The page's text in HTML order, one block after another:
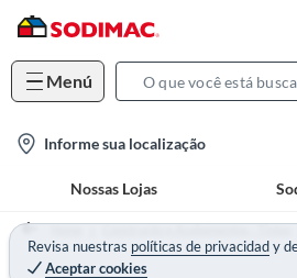
Menú
a
Informe sua localização
Nossas Lojas
Revisa nuestras políticas de privacidady
Aceptar cookies
Home Construção e Acabamentos - Tintas